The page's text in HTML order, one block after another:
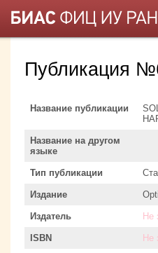
Публикация
Название публикации
Название на другом
языке
Тип публикации
Издание
Издатель Не
ISBN Не